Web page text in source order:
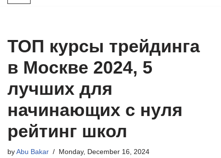
ТОП курсы трейдинга
в Москве 2024, 5
лучших для
начинающих с нуля
рейтинг школ
by Abu Bakar Monday, December 16, 2024